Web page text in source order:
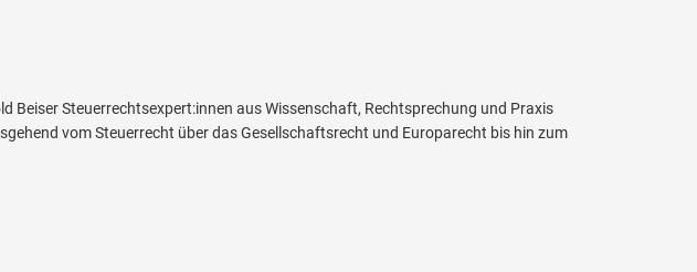
Beiser Steuerrechtsexpert:innen aus Wissenschaft, Rechtsprechung und Praxis
vom Steuerrecht über das Gesellschaftsrecht und Europarecht bis hin zum